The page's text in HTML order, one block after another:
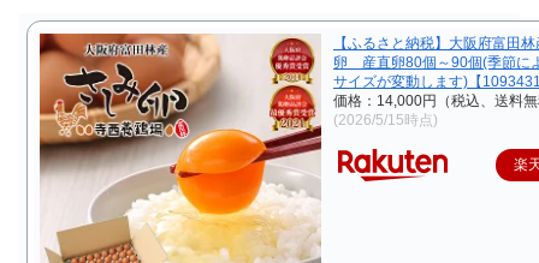
【ふるさと納税】大阪府富田
卵 産直卵80個～90個(季節に
サイズが変動します)【
価格：14,000円（税込、送料
(2026/5/15時点)
楽